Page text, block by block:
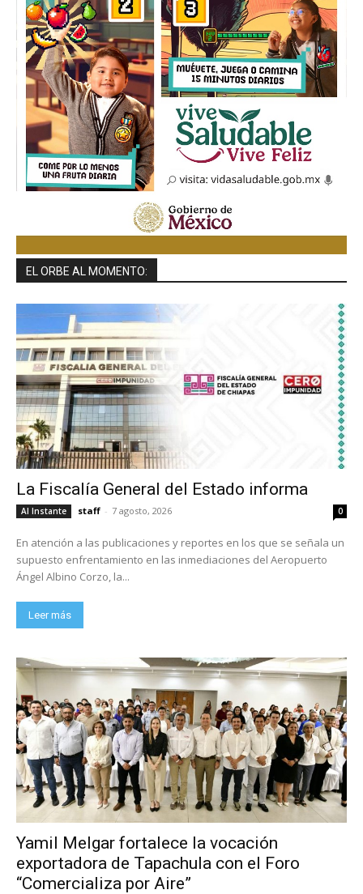
EL ORBE AL MOMENTO:
La Fiscalía General del Estado informa
Al Instante staff - 7 agosto, 2026 0
En atención a las publicaciones y reportes en los que se señala un
supuesto enfrentamiento en las inmediaciones del Aeropuerto
Ángel Albino Corzo, la...
Leer más
Yamil Melgar fortalece la vocación
exportadora de Tapachula con el Foro
“Comercializa por Aire”